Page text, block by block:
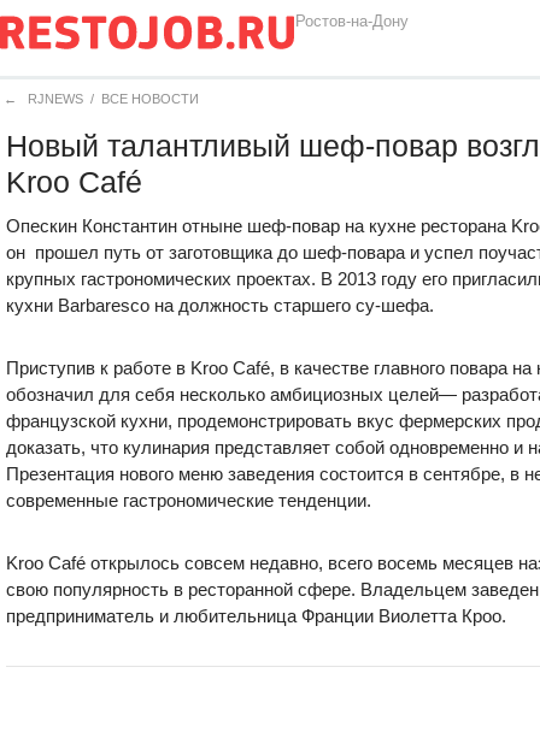
Ростов-на-Дону
← RJNEWS / ВСЕ НОВОСТИ
Новый талантливый шеф-повар
Kroo Café
Опескин Константин отныне шеф-повар на кухне ресторана
он прошел путь от заготовщика до шеф-повара и успел
крупных гастрономических проектах. В 2013 году его
кухни Barbaresco на должность старшего су-шефа.
Приступив к работе в Kroo Café, в качестве главного повара на
обозначил для себя несколько амбициозных целей—
французской кухни, продемонстрировать вкус фермерских
доказать, что кулинария представляет собой одновременно и
Презентация нового меню заведения состоится в сентябре, в
современные гастрономические тенденции.
Kroo Café открылось совсем недавно, всего восемь месяцев
свою популярность в ресторанной сфере. Владельцем
предприниматель и любительница Франции Виолетта Кроо.